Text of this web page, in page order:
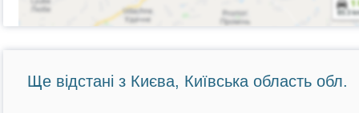
Ще відстані з Києва, Київська область обл.